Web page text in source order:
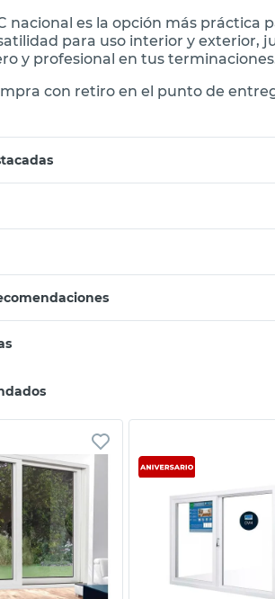
nacional es la opción más práctica
para uso interior y exterior,
y profesional en tus
con retiro en el punto de
rápida Vista